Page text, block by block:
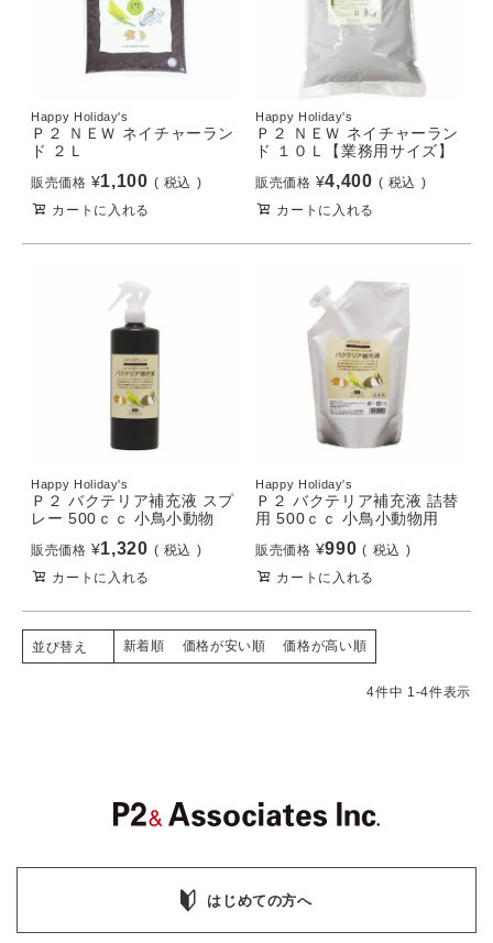
Happy Holiday's
Ｐ２ ＮＥＷ ネイチャーラン
ド ２Ｌ
販売価格 ¥1,100
税込
カートに入れる
Happy Holiday's
Ｐ２ ＮＥＷ ネイチャーラン
ド １０Ｌ【業務用サイズ】
販売価格 ¥4,400
税込
カートに入れる
Happy Holiday's
Ｐ２ バクテリア補充液 スプ
レー 500ｃｃ 小鳥小動物
販売価格 ¥1,320
税込
カートに入れる
Happy Holiday's
Ｐ２ バクテリア補充液 詰替
用 500ｃｃ 小鳥小動物用
販売価格 ¥990
税込
カートに入れる
並び替え 新着順 価格が安い順 価格が高い順
4件中 1-4件表示
はじめての方へ